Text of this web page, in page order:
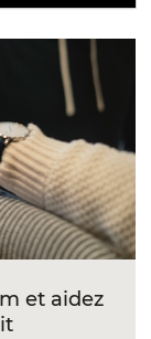
et aidez